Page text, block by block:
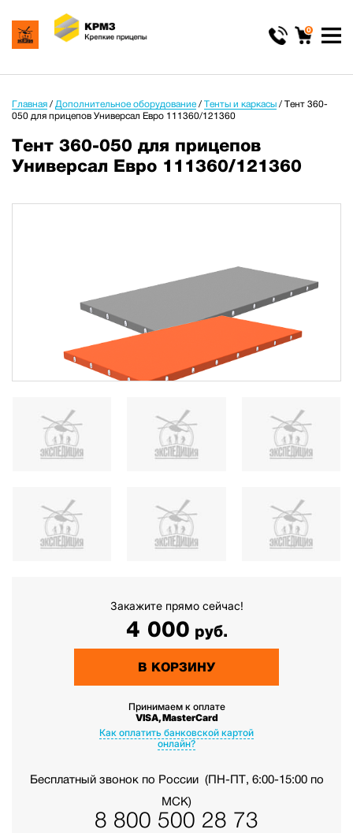
0
Главная / Дополнительное оборудование / Тенты и каркасы / Тент 360-
050 для прицепов Универсал Евро 111360/121360
Тент 360-050 для прицепов
Универсал Евро 111360/121360
Закажите прямо сейчас!
4 000 руб.
В КОРЗИНУ
Принимаем к оплате
VISA, MasterCard
Как оплатить банковской картой
онлайн?
Бесплатный звонок по России (ПН-ПТ, 6:00-15:00 по
МСК)
8 800 500 28 73